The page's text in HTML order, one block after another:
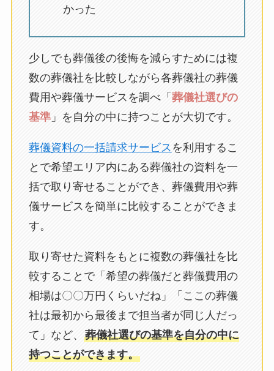
かった
少しでも葬儀後の後悔を減らすためには複
数の葬儀社を比較しながら各葬儀社の葬儀
費用や葬儀サービスを調べ「 葬儀社選びの
基準」を自分の中に持つことが大切です。
葬儀資料の一括請求サービス を利用するこ
とで希望エリア内にある葬儀社の資料を一
括で取り寄せることができ、葬儀費用や葬
儀サービスを簡単に比較することができま
す。
取り寄せた資料をもとに複数の葬儀社を比
較することで「希望の葬儀だと葬儀費用の
相場は〇〇万円くらいだね」「ここの葬儀
社は最初から最後まで担当者が同じ人だっ
て」など、 葬儀社選びの基準を自分の中に
持つことができます。